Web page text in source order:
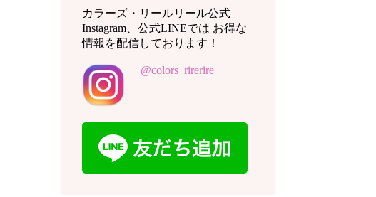
カラーズ・リールリール公式
Instagram、公式LINEでは お得な
情報を配信しております！
@colors_rirerire